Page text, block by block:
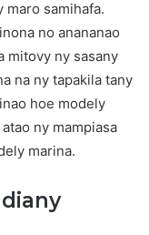
maro samihafa.
no anananao
mitovy ny sasany
na ny tapakila tany
hoe modely
ny mampiasa
marina.